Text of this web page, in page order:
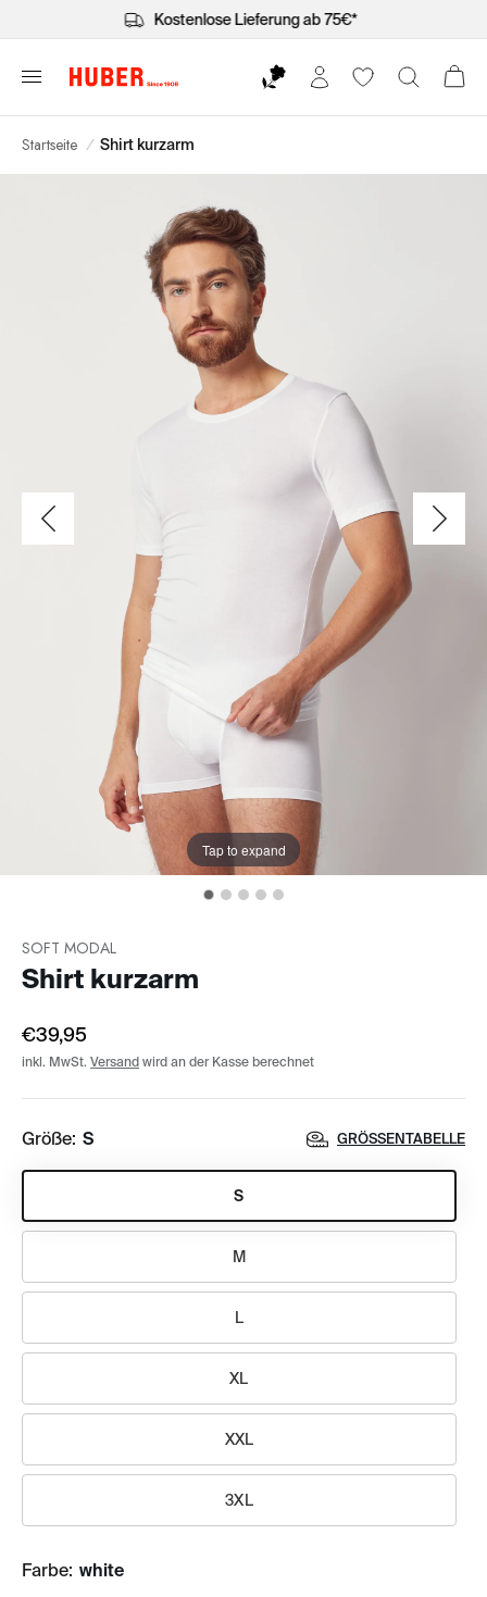
Kostenlose Lieferung ab 75€*
Startseite / Shirt kurzarm
Tap to expand
SOFT MODAL
Shirt kurzarm
€39,95
inkl. MwSt. Versand wird an der Kasse berechnet
Größe: S GRÖSSENTABELLE
S
M
L
XL
XXL
3XL
Farbe: white